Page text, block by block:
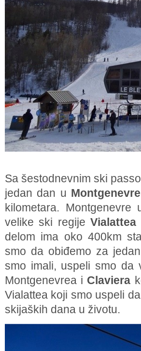
Sa šestodnevnim ski
jedan dan u
kilometara.
velike ski regije Vialattea
delom ima oko 400km
smo da obiđemo za
smo imali, uspeli smo da
Montgenevrea i Claviera
Vialattea koji smo uspeli
skijaških dana u životu.